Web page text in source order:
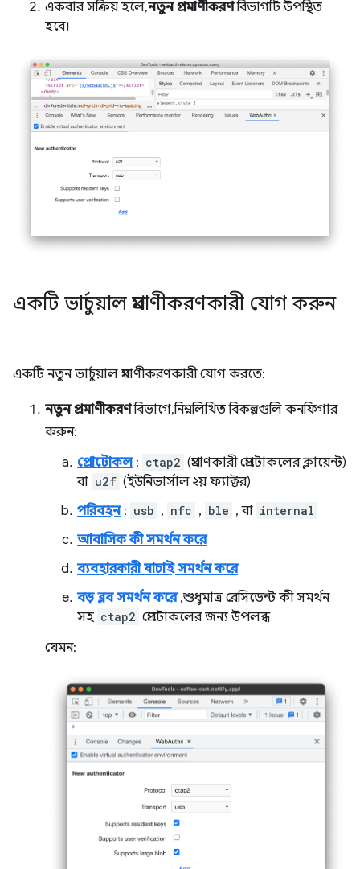
একবার সক্রিয় হলে,নতুন প্রমাণীকরণবিভাগটি উপস্থিত
হবে।
একটি ভার্চুয়াল প্রমাণীকরণকারী যোগ করুন
একটি নতুন ভার্চুয়াল প্রমাণীকরণকারী যোগ করতে:
নতুন প্রমাণীকরণবিভাগে, নিম্নলিখিত বিকল্পগুলি কনফিগার
করুন:
প্রোটোকল: ctap2 (প্রমাণকারী প্রোটোকলের ক্লায়েন্ট)
বা u2f (ইউনিভার্সাল ২য় ফ্যাক্টর)
পরিবহন: usb , nfc , ble , বা internal
আবাসিক কী সমর্থন করে
ব্যবহারকারী যাচাই সমর্থন করে
বড় ব্লব সমর্থন করে, শুধুমাত্র রেসিডেন্ট কী সমর্থন
সহ ctap2 প্রোটোকলের জন্য উপলব্ধ
যেমন: